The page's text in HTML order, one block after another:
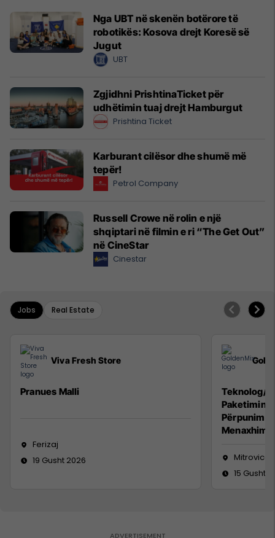
Nga UBT në skenën botërore të
robotikës: Kosova drejt Koresë së
Jugut
UBT
Zgjidhni PrishtinaTicket për
udhëtimin tuaj drejt Hamburgut
Prishtina Ticket
Karburant cilësor dhe shumë më
tepër!
Petrol Company
Russell Crowe në rolin e një
shqiptari në filmin e ri “The Get Out”
në CineStar
Cinestar
Jobs Real Estate
Viva Fresh Store
Pranues Malli
Ferizaj
19 Gusht 2026
Teknolog/e
Paketimin
Mitrovicë
15 Gusht